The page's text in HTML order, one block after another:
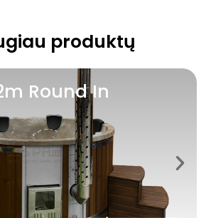
produktų
Round In